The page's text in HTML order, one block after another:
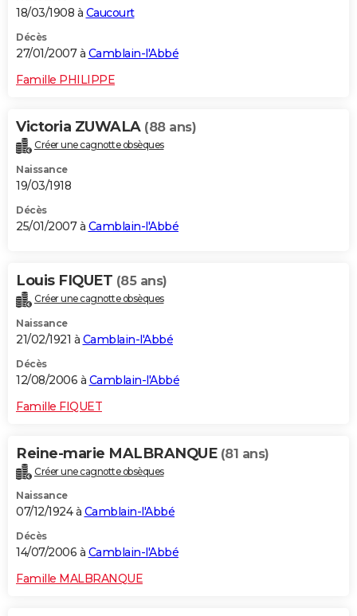
18/03/1908 à Caucourt
Décès
27/01/2007 à Camblain-l'Abbé
Famille PHILIPPE
Victoria ZUWALA (88 ans)
Créer une cagnotte obsèques
Naissance
19/03/1918
Décès
25/01/2007 à Camblain-l'Abbé
Louis FIQUET (85 ans)
Créer une cagnotte obsèques
Naissance
21/02/1921 à Camblain-l'Abbé
Décès
12/08/2006 à Camblain-l'Abbé
Famille FIQUET
Reine-marie MALBRANQUE (81 ans)
Créer une cagnotte obsèques
Naissance
07/12/1924 à Camblain-l'Abbé
Décès
14/07/2006 à Camblain-l'Abbé
Famille MALBRANQUE